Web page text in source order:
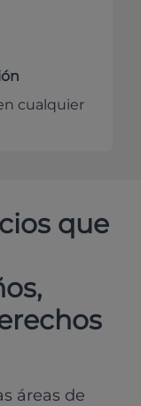
cualquier
que
áreas de